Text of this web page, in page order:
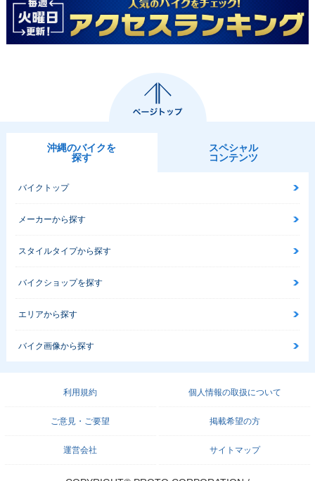
沖縄のバイクを
探す
スペシャル
コンテンツ
バイクトップ
メーカーから探す
スタイルタイプから探す
バイクショップを探す
エリアから探す
バイク画像から探す
利用規約 個人情報の取扱について
ご意見・ご要望 掲載希望の方
運営会社 サイトマップ